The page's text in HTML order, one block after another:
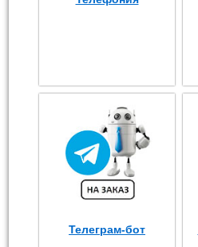
Телеграм-бот